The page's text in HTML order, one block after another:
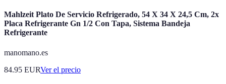
Mahlzeit Plato De Servicio Refrigerado, 54 X 34 X 24,5 Cm, 2x
Placa Refrigerante Gn 1/2 Con Tapa, Sistema Bandeja
Refrigerante
manomano.es
84.95 EURVer el precio